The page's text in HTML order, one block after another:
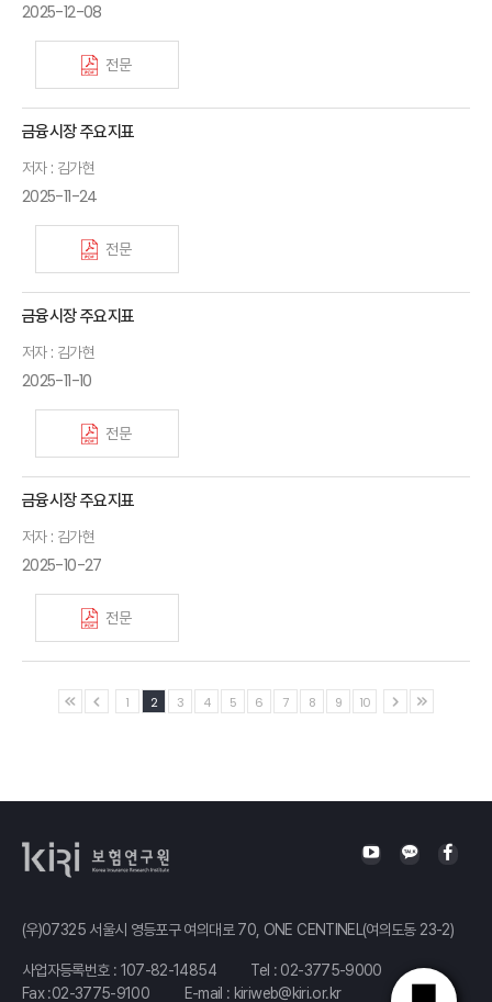
2025-12-08
전문
금융시장 주요지표
저자 : 김가현
2025-11-24
전문
금융시장 주요지표
저자 : 김가현
2025-11-10
전문
금융시장 주요지표
저자 : 김가현
2025-10-27
전문
1 2 3 4 5 6 7 8 9 10
(우)07325 서울시 영등포구 여의대로 70, ONE CENTINEL(여의도동 23-2)
사업자등록번호 : 107-82-14854 Tel : 02-3775-9000
Fax :02-3775-9100
E-mail : kiriweb@kiri.or.kr